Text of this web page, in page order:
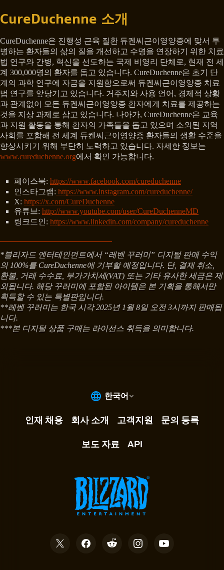
CureDuchenne 소개
CureDuchenne은 진행성 근육 질환 듀켄씨근이영양증에 맞서 투
병하는 환자들의 삶의 질을 개선하고 수명을 연장하기 위한 치료
법 연구와 간병, 혁신을 선도하는 국제 비영리 단체로, 현재 전 세
계 300,000명의 환자를 돕고 있습니다. CureDuchenne은 초기 단
계의 과학 연구에 자금을 지원함으로써 듀켄씨근이영양증 치료
법 연구를 앞당기고 있습니다. 거주지와 사용 언어, 경제적 상황
과 관계없이 모든 듀켄씨근이영양증 환자에게 치료를 제공하는
것을 지상 과제로 삼고 있습니다. 나아가, CureDuchenne은 교육
과 지원 활동을 통해 환자의 가족들을 돕고 있으며 소외된 지역
사회를 포함해 전 세계 듀켄씨근이영양증 환자들의 생활 수준을
향상시키기 위해 부단히 노력하고 있습니다. 자세한 정보는
www.cureduchenne.org에서 확인 가능합니다.
페이스북: https://www.facebook.com/cureduchenne
인스타그램: https://www.instagram.com/cureduchenne/
X: https://x.com/CureDuchenne
유튜브: http://www.youtube.com/user/CureDuchenneMD
링크드인: https://www.linkedin.com/company/cureduchenne
*블리자드 엔터테인먼트에서 “레벤 꾸러미” 디지털 판매 수익
의 100%를 CureDuchenne에 기부할 예정입니다. 단, 결제 취소,
환불, 거래 수수료, 부가가치세(VAT) 또는 기타 유사한 세금은 제
외됩니다. 해당 꾸러미에 포함된 아이템은 본 기획을 통해서만
획득할 수 있는 특별판입니다.
**레벤 꾸러미는 한국 시각 2025년 1월 8일 오전 3시까지 판매됩
니다.
***본 디지털 상품 구매는 라이선스 취득을 의미합니다.